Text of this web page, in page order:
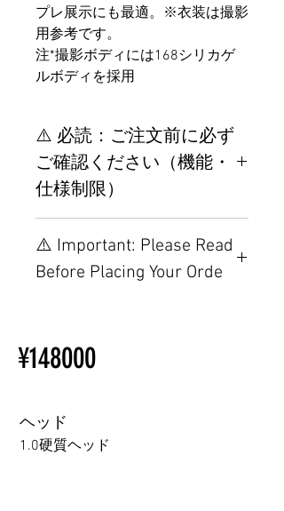
プレ展示にも最適。※衣装は撮影
用参考です。
注*撮影ボディには168シリカゲ
ルボディを採用
⚠️ 必読：ご注文前に必ず
ご確認ください（機能・
仕様制限）
置制限について
その他の配置はTPEに関連し
ラブドール購入前に知ってお
⚠️ Important: Please Read
Before Placing Your Orde
Ordering
Other configurations are related
following webpage.
Beginner’s Purchase Guide
¥148000
ヘッド
1.0硬質ヘッド